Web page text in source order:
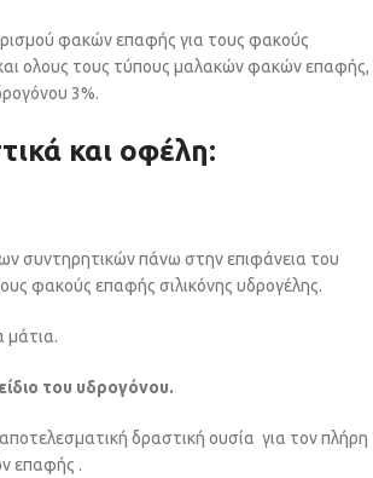
φακών επαφής για τους φακούς
ολους τους τύπους μαλακών φακών επαφής,
3%.
και οφέλη:
συντηρητικών πάνω στην επιφάνεια του
φακούς επαφής σιλικόνης υδρογέλης.
μάτια.
του υδρογόνου.
δραστική ουσία για τον πλήρη
επαφής .